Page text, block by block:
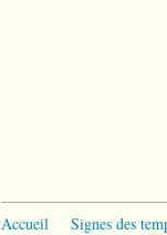
Accueil Signes des